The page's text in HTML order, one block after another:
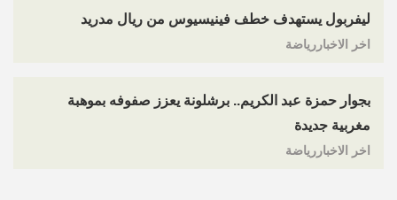
ليفربول يستهدف خطف فينيسيوس من ريال مدريد
اخر الاخباررياضة
بجوار حمزة عبد الكريم.. برشلونة يعزز صفوفه بموهبة
مغربية جديدة
اخر الاخباررياضة